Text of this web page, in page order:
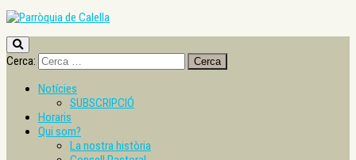
Cerca:
Notícies
SUBSCRIPCIÓ
Horaris
Qui som?
La nostra història